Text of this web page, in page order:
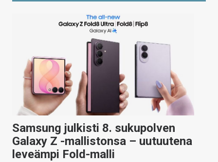
Samsung julkisti 8. sukupolven
Galaxy Z -mallistonsa – uutuutena
leveämpi Fold-malli